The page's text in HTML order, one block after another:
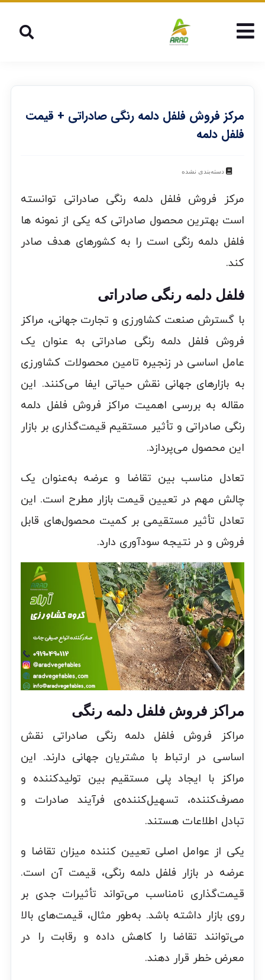
مرکز فروش فلفل دلمه رنگی صادراتی + قیمت
فلفل دلمه
دسته‌بندی نشده
مرکز فروش فلفل دلمه رنگی صادراتی توانسته
است بهترین محصول صادراتی که یکی از نمونه ها
فلفل دلمه رنگی است را به کشورهای هدف صادر
کند.
فلفل دلمه رنگی صادراتی
با گسترش صنعت کشاورزی و تجارت جهانی، مراکز
فروش فلفل دلمه رنگی صادراتی به عنوان یک
عامل اساسی در زنجیره تامین محصولات کشاورزی
به بازارهای جهانی نقش حیاتی ایفا می‌کنند. این
مقاله به بررسی اهمیت مراکز فروش فلفل دلمه
رنگی صادراتی و تأثیر مستقیم قیمت‌گذاری بر بازار
این محصول می‌پردازد.
تعادل مناسب بین تقاضا و عرضه به‌عنوان یک
چالش مهم در تعیین قیمت بازار مطرح است. این
تعادل تأثیر مستقیمی بر کمیت محصول‌های قابل
فروش و در نتیجه سودآوری دارد.
مراکز فروش فلفل دلمه رنگی
مراکز فروش فلفل دلمه رنگی صادراتی نقش
اساسی در ارتباط با مشتریان جهانی دارند. این
مراکز با ایجاد پلی مستقیم بین تولیدکننده و
مصرف‌کننده، تسهیل‌کننده‌ی فرآیند صادرات و
تبادل اطلاعات هستند.
یکی از عوامل اصلی تعیین کننده میزان تقاضا و
عرضه در بازار فلفل دلمه رنگی، قیمت آن است.
قیمت‌گذاری نامناسب می‌تواند تأثیرات جدی بر
روی بازار داشته باشد. به‌طور مثال، قیمت‌های بالا
می‌توانند تقاضا را کاهش داده و رقابت را در
معرض خطر قرار دهند.